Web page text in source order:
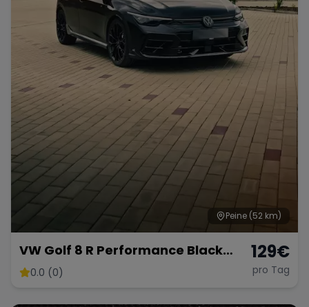
Peine (52 km)
VW Golf 8 R Performance Black
Edition – 333 PS Kraftpaket
0.0 (0)
129€
pro Tag